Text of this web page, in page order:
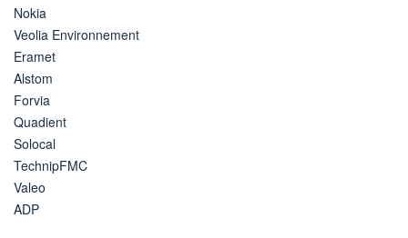
Nokia
Veolia Environnement
Eramet
Alstom
Forvia
Quadient
Solocal
TechnipFMC
Valeo
ADP